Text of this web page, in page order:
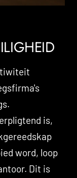
is,
word, loop
Dit is